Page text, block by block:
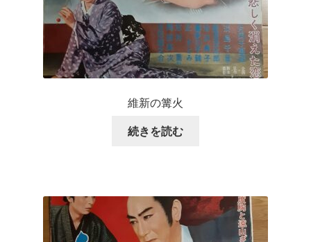
維新の篝火
続きを読む